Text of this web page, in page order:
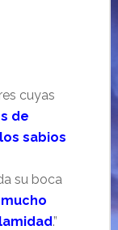
cuyas
de
sabios
su boca
.”